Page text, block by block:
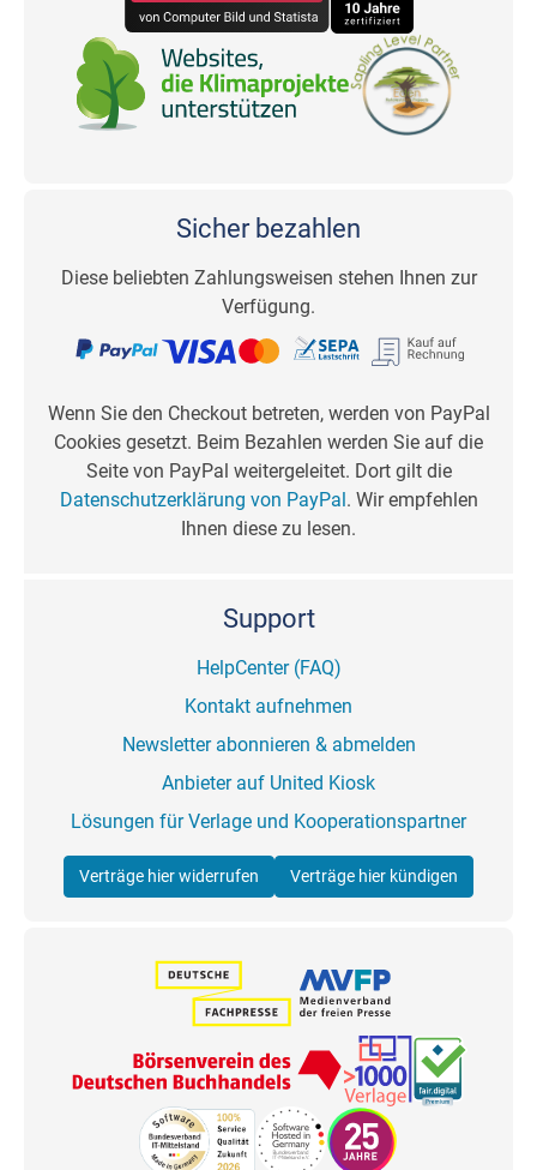
Sicher bezahlen
Diese beliebten Zahlungsweisen stehen Ihnen zur
Verfügung.
Wenn Sie den Checkout betreten, werden von PayPal
Cookies gesetzt. Beim Bezahlen werden Sie auf die
Seite von PayPal weitergeleitet. Dort gilt die
Datenschutzerklärung von PayPal. Wir empfehlen
Ihnen diese zu lesen.
Support
HelpCenter (FAQ)
Kontakt aufnehmen
Newsletter abonnieren & abmelden
Anbieter auf United Kiosk
Lösungen für Verlage und Kooperationspartner
Verträge hier widerrufen Verträge hier kündigen